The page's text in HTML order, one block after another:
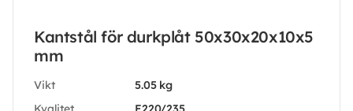
Kantstål för durkplåt 50x30x20x10x5
mm
Vikt
5.05 kg